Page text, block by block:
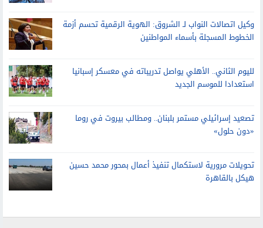
وكيل اتصالات النواب لـ الشروق: الهوية الرقمية تحسم أزمة
الخطوط المسجلة بأسماء المواطنين
لليوم الثاني.. الأهلي يواصل تدريباته في معسكر إسبانيا
استعدادا للموسم الجديد
تصعيد إسرائيلي مستمر بلبنان.. ومطالب بيروت في روما
«دون حلول»
تحويلات مرورية لاستكمال تنفيذ أعمال بمحور محمد حسين
هيكل بالقاهرة